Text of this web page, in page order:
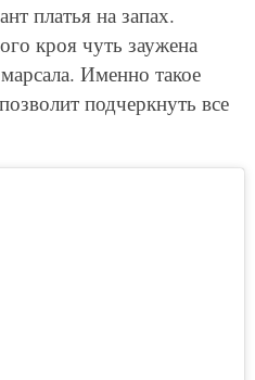
платья на запах.
кроя чуть заужена
Именно такое
подчеркнуть все